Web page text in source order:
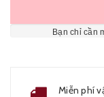
Bạn chỉ cần
Miễn phí